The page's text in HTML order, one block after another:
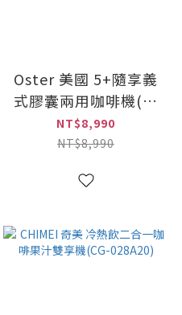
Oster 美國 5+隨享義
式膠囊兩用咖啡機(搖
滾黑/白玫瑰金)
NT$8,990
NT$8,990